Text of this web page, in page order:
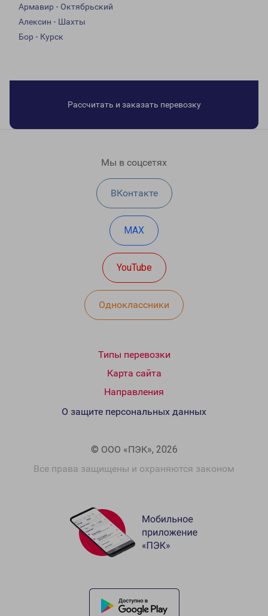
Армавир - Октябрьский
Алексин - Шахты
Бор - Курск
Рассчитать и заказать перевозку
Мы в соцсетях
ВКонтакте
MAX
YouTube
Одноклассники
Типы перевозки
Карта сайта
Направления
© ООО «ПЭК», 2026
Все права защищены и охраняются законом
О защите персональных данных